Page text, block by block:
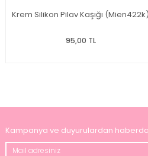
Krem Silikon Pilav Kaşığı (Mien422k)
95,00 TL
Kampanya ve duyurulardan